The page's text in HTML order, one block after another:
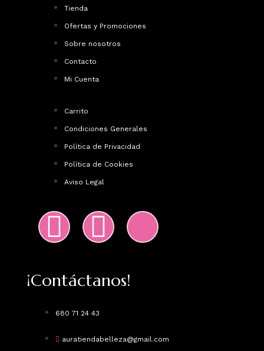
¡Contáctanos!
680 71 24 43
auratiendabelleza@gmail.com
Tienda
Ofertas y Promociones
Sobre nosotros
Contacto
Mi Cuenta
Carrito
Condiciones Generales
Política de Privacidad
Política de Cookies
Aviso Legal